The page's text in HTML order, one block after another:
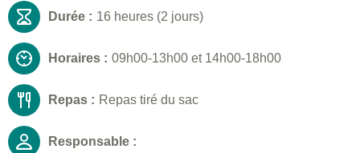
Durée : 16 heures (2 jours)
Horaires : 09h00-13h00 et 14h00-18h00
Repas : Repas tiré du sac
Responsable :